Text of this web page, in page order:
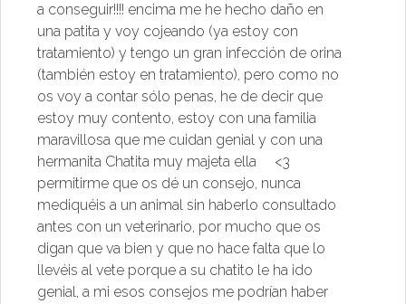
a conseguir!!!! encima me he hecho daño en
una patita y voy cojeando (ya estoy con
tratamiento) y tengo un gran infección de orina
(también estoy en tratamiento), pero como no
os voy a contar sólo penas, he de decir que
estoy muy contento, estoy con una familia
maravillosa que me cuidan genial y con una
hermanita Chatita muy majeta ella
<3
permitirme que os dé un consejo, nunca
mediquéis a un animal sin haberlo consultado
antes con un veterinario, por mucho que os
digan que va bien y que no hace falta que lo
llevéis al vete porque a su chatito le ha ido
genial, a mi esos consejos me podrían haber